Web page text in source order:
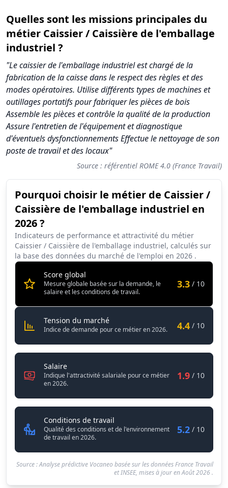
Quelles sont les missions principales du
métier Caissier / Caissière de l'emballage
industriel ?
"Le caissier de l'emballage industriel est chargé de la
fabrication de la caisse dans le respect des règles et des
modes opératoires. Utilise différents types de machines et
outillages portatifs pour fabriquer les pièces de bois
Assemble les pièces et contrôle la qualité de la production
Assure l'entretien de l'équipement et diagnostique
d'éventuels dysfonctionnements Effectue le nettoyage de son
poste de travail et des locaux"
Source : référentiel ROME 4.0 (France Travail)
Pourquoi choisir le métier de Caissier /
Caissière de l'emballage industriel en
2026 ?
Indicateurs de performance et attractivité du métier
Caissier / Caissière de l'emballage industriel, calculés sur
la base des données du marché de l'emploi en 2026 .
Score global
Mesure globale basée sur la demande, le
salaire et les conditions de travail.
3.3 / 10
Synthèse des scores du métier Caissier / Caissière de
Indicateur
Score (sur 10)
Attractivité globale
3.3
Tension du marché
4.4
Salaire
Conditions de travail
5.2
Tension du marchéCaissier / Caissière de
Indice de demande pour ce métier en 2026. 4.4 / 10
SalaireCaissier / Caissière de l'emballage industriel
Indique l'attractivité salariale pour ce métier
en 2026.
1.9 / 10
Conditions de travail
Qualité des conditions et de l'environnement
de travail en 2026.
5.2 / 10
Source : Analyse prédictive Vocaneo basée sur les données France Travail
et INSEE, mises à jour enAoût 2026.